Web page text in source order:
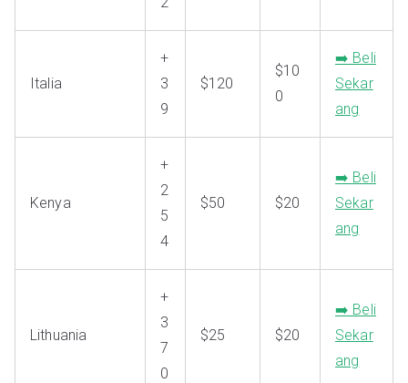
Italia
+
3
9
$120
$10
0
➡️ Beli
Sekar
ang
Kenya
+
2
5
4
$50 $20
➡️ Beli
Sekar
ang
Lithuania
+
3
7
0
$25 $20
➡️ Beli
Sekar
ang